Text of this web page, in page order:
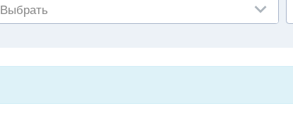
Выбрать